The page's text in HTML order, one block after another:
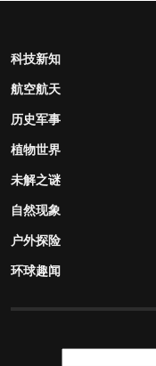
科技新知
航空航天
历史军事
植物世界
未解之谜
自然现象
户外探险
环球趣闻